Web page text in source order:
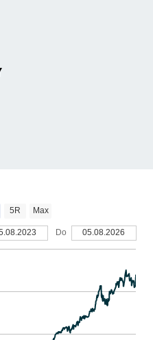
5R Max
Do 05.08.2026